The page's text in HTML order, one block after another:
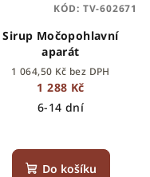
Sirup Močopohlavní
aparát
1 064,50 Kč bez DPH
1 288 Kč
6-14 dní
Do košíku
KÓD: TV-602671